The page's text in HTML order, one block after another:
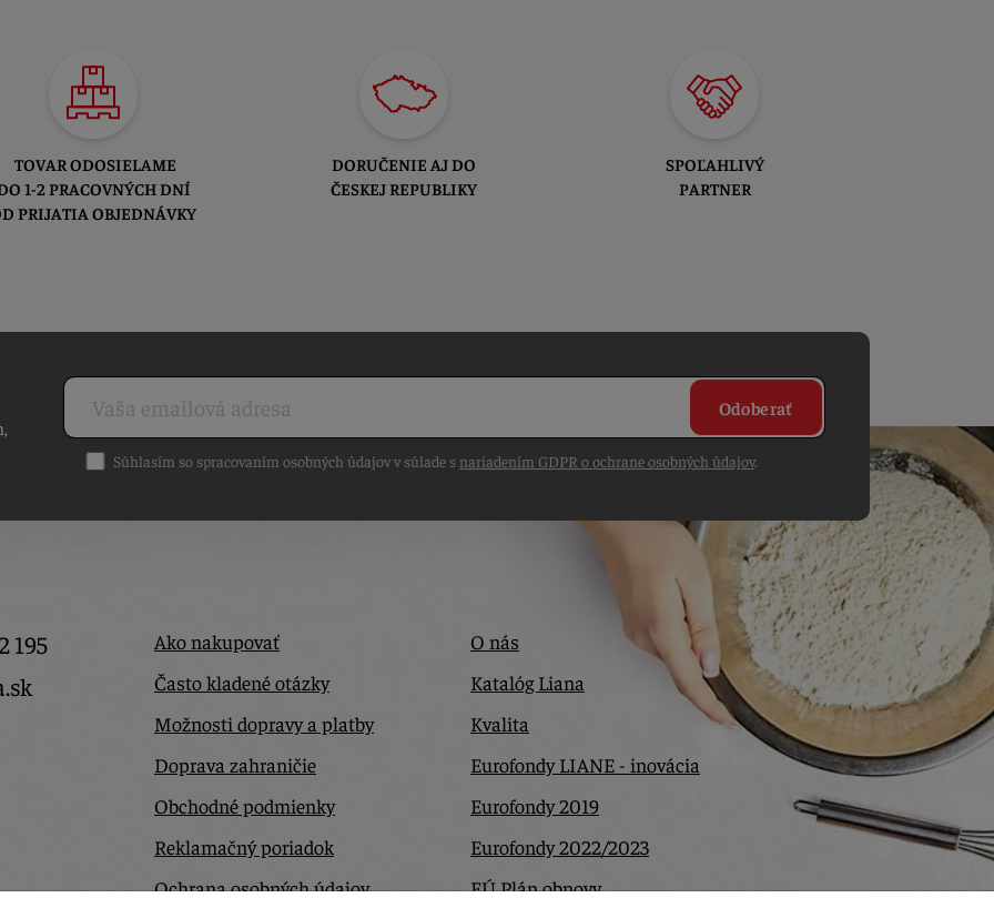
TOVAR ODOSIELAME
1-2 PRACOVNÝCH DNÍ
PRIJATIA OBJEDNÁVKY
DORUČENIE AJ DO
ČESKEJ REPUBLIKY
SPOĽAHLIVÝ
PARTNER
Odoberať
Súhlasím so spracovaním osobných údajov v súlade snariadením GDPR o ochrane osobných údajov.
195
Ako nakupovať
Často kladené otázky
Možnosti dopravy a platby
Doprava zahraničie
Obchodné podmienky
Reklamačný poriadok
Ochrana osobných údajov
O nás
Katalóg Liana
Kvalita
Eurofondy LIANE - inovácia
Eurofondy 2019
Eurofondy 2022/2023
EÚ Plán obnovy